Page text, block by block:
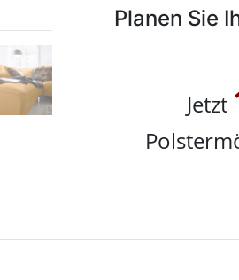
Planen Sie
Jetzt